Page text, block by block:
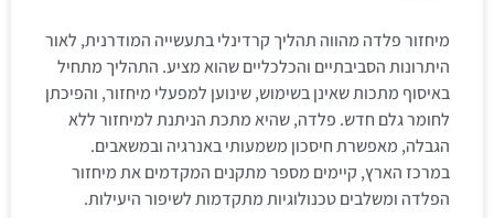
מיחזור פלדה מהווה תהליך קרדינלי בתעשייה המודרנית, לאור
היתרונות הסביבתיים והכלכליים שהוא מציע. התהליך מתחיל
באיסוף מתכות שאינן בשימוש, שינוען למפעלי מיחזור, והפיכתן
לחומר גלם חדש. פלדה, שהיא מתכת הניתנת למיחזור ללא
הגבלה, מאפשרת חיסכון משמעותי באנרגיה ובמשאבים.
במרכז הארץ, קיימים מספר מתקנים המקדמים את מיחזור
הפלדה ומשלבים טכנולוגיות מתקדמות לשיפור היעילות.